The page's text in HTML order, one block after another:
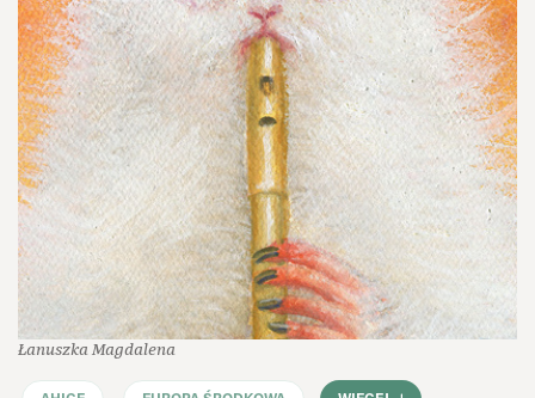
Łanuszka Magdalena